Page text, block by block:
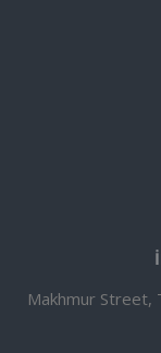
Makhmur Street,